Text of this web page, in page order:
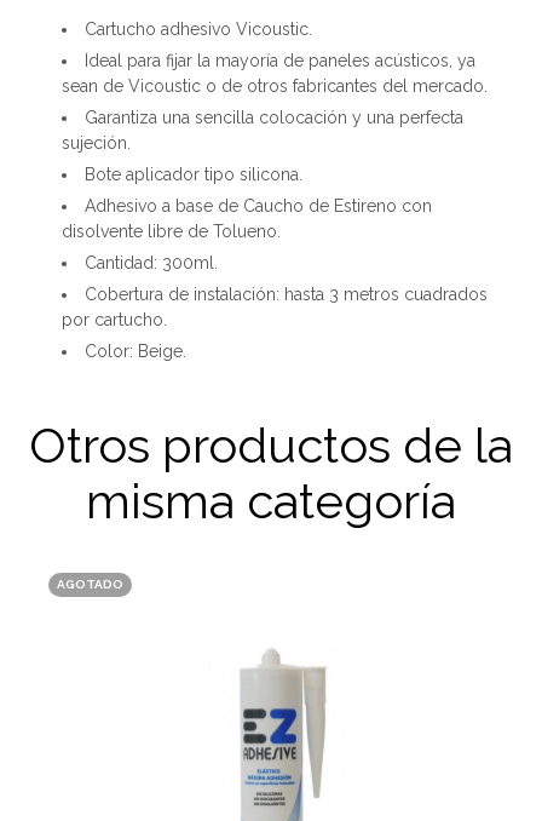
Cartucho adhesivo Vicoustic.
Ideal para fijar la mayoría de paneles acústicos, ya
sean de Vicoustic o de otros fabricantes del mercado.
Garantiza una sencilla colocación y una perfecta
sujeción.
Bote aplicador tipo silicona.
Adhesivo a base de Caucho de Estireno con
disolvente libre de Tolueno.
Cantidad: 300ml.
Cobertura de instalación: hasta 3 metros cuadrados
por cartucho.
Color: Beige.
Otros productos de la
misma categoría
AGOTADO